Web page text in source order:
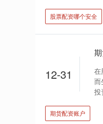
股票配资哪个安全
12-31
在
而
投
期货配资账户